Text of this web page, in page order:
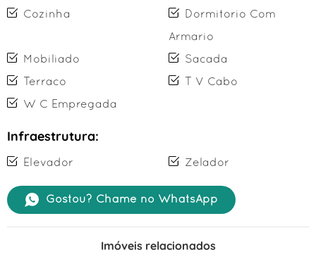
Cozinha Dormitorio Com
Armario
Mobiliado Sacada
Terraco T V Cabo
W C Empregada
Infraestrutura:
Elevador Zelador
Gostou? Chame no WhatsApp
Imóveis relacionados